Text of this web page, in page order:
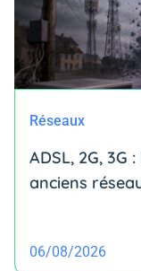
Réseaux
ADSL, 2G,
anciens
06/08/2026